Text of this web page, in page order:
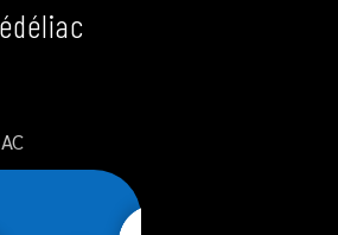
communale :